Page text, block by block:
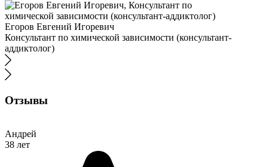
Егоров Евгений Игоревич
Консультант по химической зависимости (консультант-
аддиктолог)
Отзывы
Андрей
38 лет